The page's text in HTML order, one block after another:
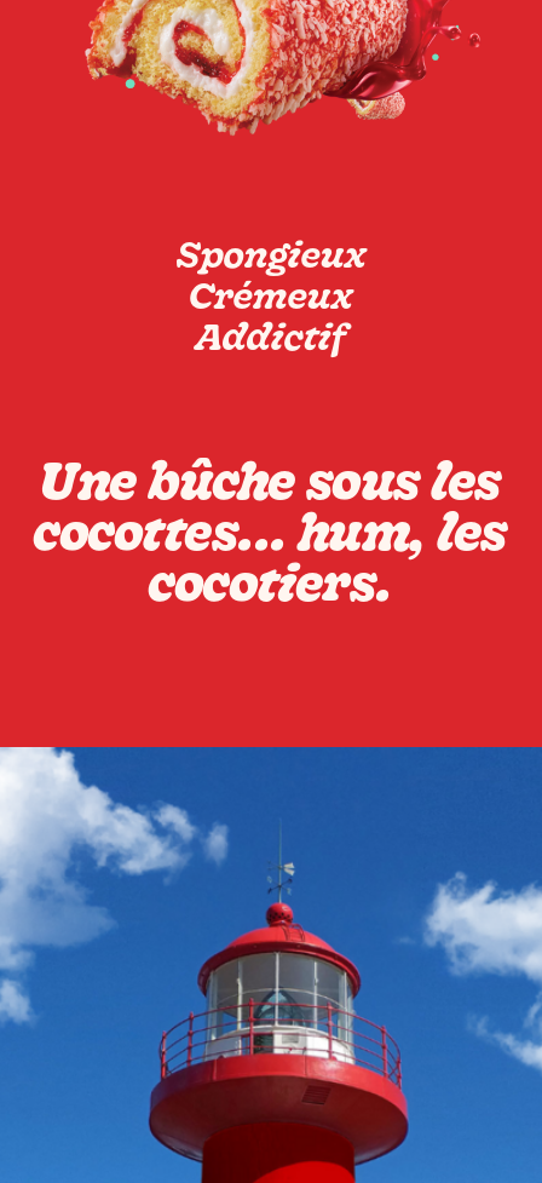
Spongieux
Crémeux
Addictif
Une bûche sous les
cocottes... hum, les
cocotiers.